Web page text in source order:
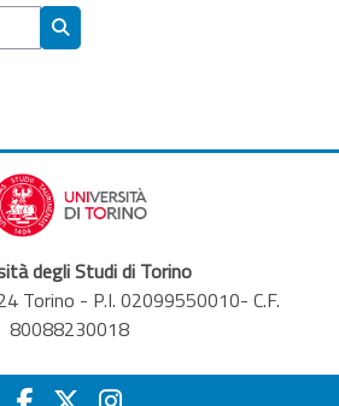
Buscar cursos
degli Studi di Torino
Torino - P.I. 02099550010- C.F.
80088230018